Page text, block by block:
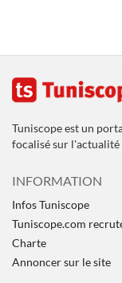
Tuniscope est un
focalisé sur l'actualité
INFORMATION
Infos Tuniscope
Tuniscope.com
Charte
Annoncer sur le site